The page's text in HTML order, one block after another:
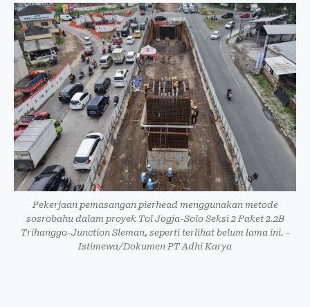
Pekerjaan pemasangan pierhead menggunakan metode
sosrobahu dalam proyek Tol Jogja-Solo Seksi 2 Paket 2.2B
Trihanggo-Junction Sleman, seperti terlihat belum lama ini. -
Istimewa/Dokumen PT Adhi Karya